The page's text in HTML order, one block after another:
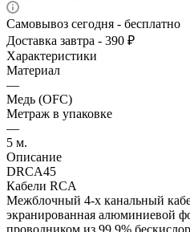
Самовывоз сегодня - бесплатно
Доставка завтра - 390 ₽
Характеристики
Материал
—
Медь (OFC)
Метраж в упаковке
—
5 м.
Описание
DRCA45
Кабели RCA
Межблочный 4-х канальный
экранированная алюминиевой